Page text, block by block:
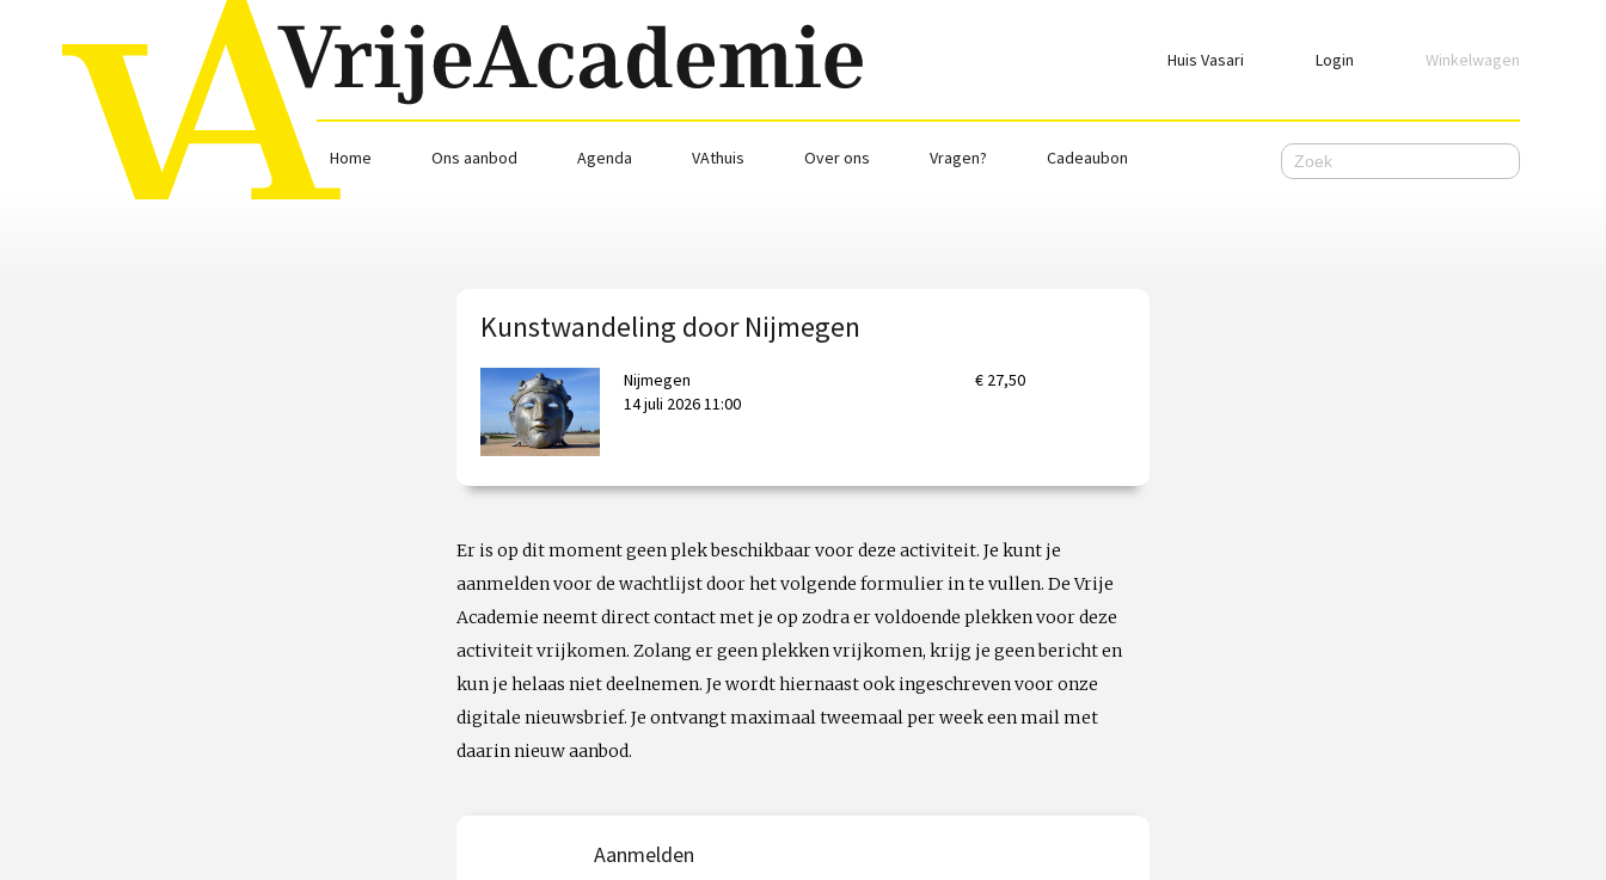
Huis Vasari Login
Login
Emailadres
Winkelwagen
Home Ons aanbod Agenda VAthuis Over ons Vragen? Cadeaubon
Kunstwandeling door Nijmegen
Nijmegen
14 juli 2026 11:00
€ 27,50
Er is op dit moment geen plek beschikbaar voor deze activiteit. Je kunt je
aanmelden voor de wachtlijst door het volgende formulier in te vullen. De Vrije
Academie neemt direct contact met je op zodra er voldoende plekken voor deze
activiteit vrijkomen. Zolang er geen plekken vrijkomen, krijg je geen bericht en
kun je helaas niet deelnemen. Je wordt hiernaast ook ingeschreven voor onze
digitale nieuwsbrief. Je ontvangt maximaal tweemaal per week een mail met
daarin nieuw aanbod.
Aanmelden